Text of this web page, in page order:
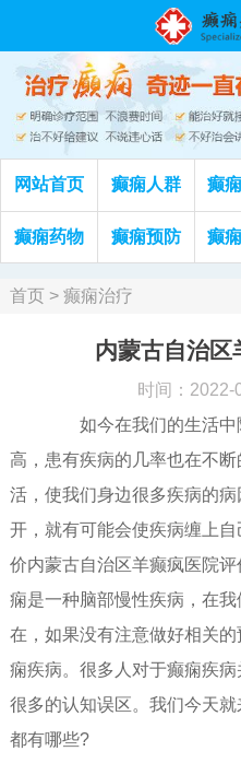
网站首页 癫痫人群 癫
癫痫药物 癫痫预防 癫
首页> 癫痫治疗
内蒙古自治区
时间：2022-
如今在我们的生活中
高，患有疾病的几率也在不
活，使我们身边很多疾病的
开，就有可能会使疾病缠上
价内蒙古自治区羊癫疯医院
痫是一种脑部慢性疾病，在
在，如果没有注意做好相关
痫疾病。很多人对于癫痫疾
很多的认知误区。我们今天
都有哪些?